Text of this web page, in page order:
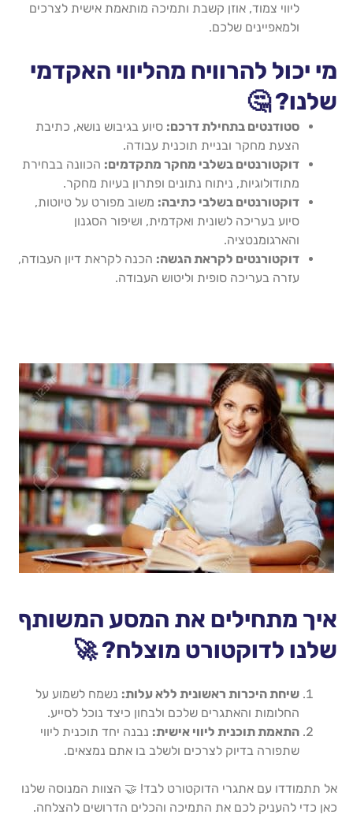
ליווי צמוד, אוזן קשבת ותמיכה מותאמת אישית לצרכים
ולמאפיינים שלכם.
מי יכול להרוויח מהליווי האקדמי
שלנו? 🤔
סטודנטים בתחילת דרכם: סיוע בגיבוש נושא, כתיבת
הצעת מחקר ובניית תוכנית עבודה.
דוקטורנטים בשלבי מחקר מתקדמים: הכוונה בבחירת
מתודולוגיות, ניתוח נתונים ופתרון בעיות מחקר.
דוקטורנטים בשלבי כתיבה: משוב מפורט על טיוטות,
סיוע בעריכה לשונית ואקדמית, ושיפור הסגנון
והארגומנטציה.
דוקטורנטים לקראת הגשה: הכנה לקראת דיון העבודה,
עזרה בעריכה סופית וליטוש העבודה.
איך מתחילים את המסע המשותף
שלנו לדוקטורט מוצלח? 🚀
שיחת היכרות ראשונית ללא עלות: נשמח לשמוע על
החלומות והאתגרים שלכם ולבחון כיצד נוכל לסייע.
התאמת תוכנית ליווי אישית: נבנה יחד תוכנית ליווי
שתפורה בדיוק לצרכים ולשלב בו אתם נמצאים.
אל תתמודדו עם אתגרי הדוקטורט לבד! 🤝 הצוות המנוסה שלנו
כאן כדי להעניק לכם את התמיכה והכלים הדרושים להצלחה.